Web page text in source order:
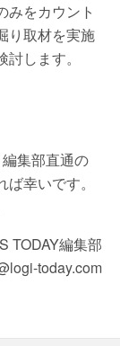
みをカウント
り取材を実施
します。
集部直通の
幸いです。
TODAY編集部
today.com